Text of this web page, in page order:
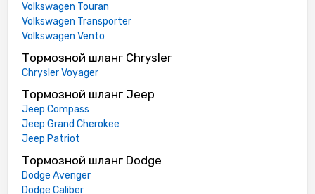
Volkswagen Touran
Volkswagen Transporter
Volkswagen Vento
Тормозной шланг Chrysler
Chrysler Voyager
Тормозной шланг Jeep
Jeep Compass
Jeep Grand Cherokee
Jeep Patriot
Тормозной шланг Dodge
Dodge Avenger
Dodge Caliber